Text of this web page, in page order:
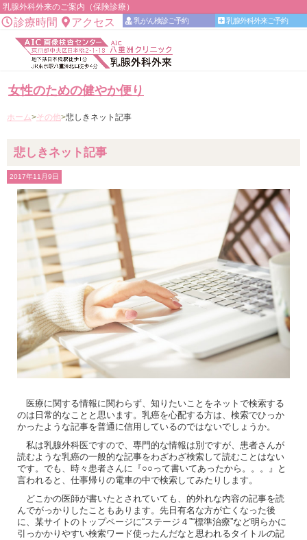
乳腺外科外来のご案内（保険診療）
診療時間 アクセス 乳腺外科外来ご予約
乳がん検診ご予約 乳がん検診ご予約
女性のための健やか便り
ホーム その他 悲しきネット記事
悲しきネット記事
2017年11月9日
医療に関する情報に関わらず、知りたいことをネットで検索する
のは日常的なことと思います。乳癌を心配する方は、検索でひっか
かったような記事を普通に信用しているのではないでしょうか。
私は乳腺外科医ですので、専門的な情報は別ですが、患者さんが
読むような乳癌の一般的な記事をわざわざ検索して読むことはない
です。でも、時々患者さんに『○○って書いてあったから。。。』と
言われると、仕事帰りの電車の中で検索してみたりします。
どこかの医師が書いたとされていても、的外れな内容の記事を読
んでがっかりしたこともあります。先日有名な方が亡くなった後
に、某サイトのトップページに“ステージ４”“標準治療”など明らかに
引っかかりやすい検索ワード使ったんだなと思われるタイトルの記